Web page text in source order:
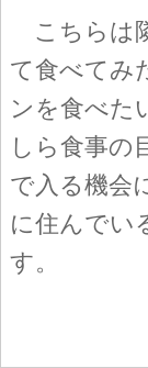
こちらは
て食べてみ
ンを食べた
しら食事の
で入る機会
に住んでい
す。